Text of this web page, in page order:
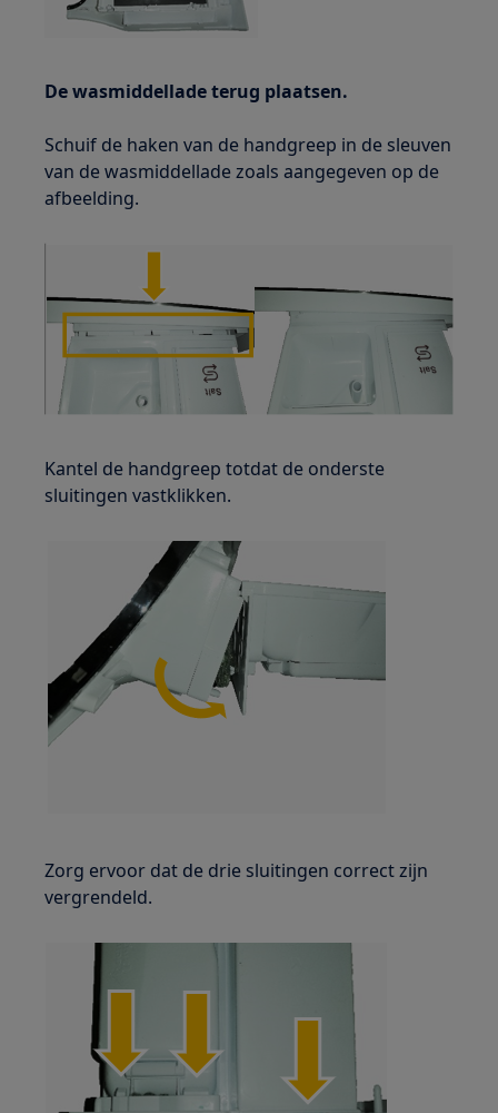
De wasmiddellade terug plaatsen.
Schuif de haken van de handgreep in de sleuven
van de wasmiddellade zoals aangegeven op de
afbeelding.
Kantel de handgreep totdat de onderste
sluitingen vastklikken.
Zorg ervoor dat de drie sluitingen correct zijn
vergrendeld.